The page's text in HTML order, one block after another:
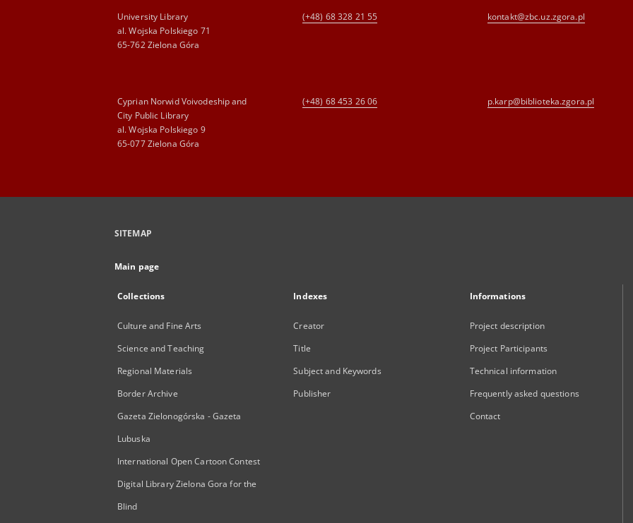
University Library
al. Wojska Polskiego 71
65-762 Zielona Góra
(+48) 68 328 21 55 kontakt@zbc.uz.zgora.pl
Cyprian Norwid Voivodeship and
City Public Library
al. Wojska Polskiego 9
65-077 Zielona Góra
(+48) 68 453 26 06 p.karp@biblioteka.zgora.pl
SITEMAP
Main page
Collections
Culture and Fine Arts
Science and Teaching
Regional Materials
Border Archive
Gazeta Zielonogórska - Gazeta
Lubuska
International Open Cartoon Contest
Digital Library Zielona Gora for the
Blind
Indexes
Creator
Title
Subject and Keywords
Publisher
Informations
Project description
Project Participants
Technical information
Frequently asked questions
Contact